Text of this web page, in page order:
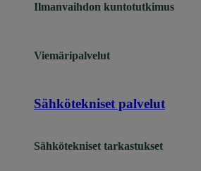
Ilmanvaihdon kuntotutkimus
Viemäripalvelut
Sähkötekniset palvelut
Sähkötekniset tarkastukset